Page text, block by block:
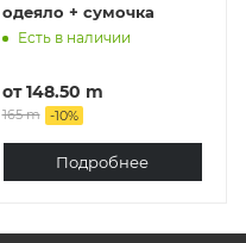
одеяло + сумочка
Есть в наличии
от148.50 m
165 m -10%
Подробнее